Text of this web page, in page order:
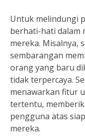
Untuk melindungi
berhati-hati dalam
mereka. Misalnya,
sembarangan
orang yang baru
tidak terpercaya.
menawarkan fitur
tertentu,
pengguna atas
mereka.